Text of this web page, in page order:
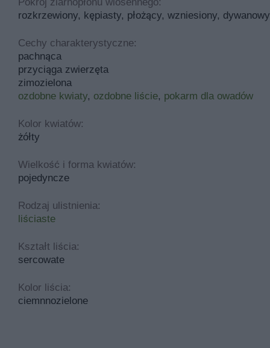
Pokrój ziarnopłonu wiosennego:
rozkrzewiony, kępiasty, płożący, wzniesiony, dywanowy
Cechy charakterystyczne:
pachnąca
przyciąga zwierzęta
zimozielona
ozdobne kwiaty, ozdobne liście, pokarm dla owadów
Kolor kwiatów:
żółty
Wielkość i forma kwiatów:
pojedyncze
Rodzaj ulistnienia:
liściaste
Kształt liścia:
sercowate
Kolor liścia:
ciemnnozielone